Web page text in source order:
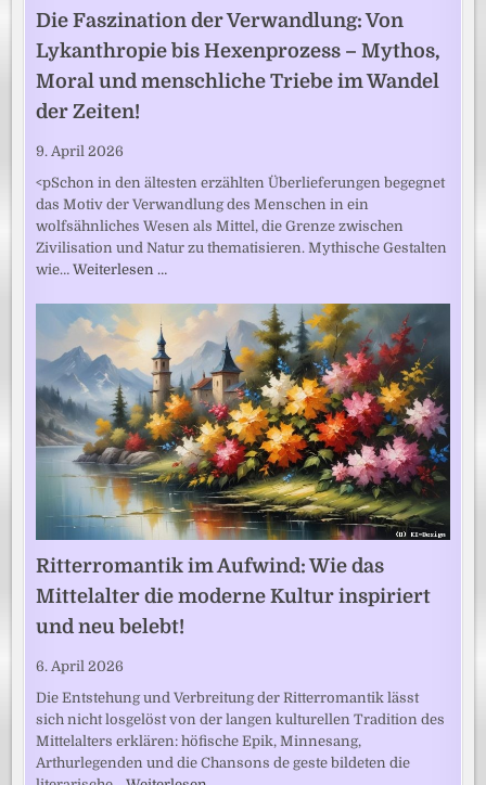
Die Faszination der Verwandlung: Von
Lykanthropie bis Hexenprozess – Mythos,
Moral und menschliche Triebe im Wandel
der Zeiten!
9. April 2026
<pSchon in den ältesten erzählten Überlieferungen begegnet
das Motiv der Verwandlung des Menschen in ein
wolfsähnliches Wesen als Mittel, die Grenze zwischen
Zivilisation und Natur zu thematisieren. Mythische Gestalten
wie…Weiterlesen …
Ritterromantik im Aufwind: Wie das
Mittelalter die moderne Kultur inspiriert
und neu belebt!
6. April 2026
Die Entstehung und Verbreitung der Ritterromantik lässt
sich nicht losgelöst von der langen kulturellen Tradition des
Mittelalters erklären: höfische Epik, Minnesang,
Arthurlegenden und die Chansons de geste bildeten die